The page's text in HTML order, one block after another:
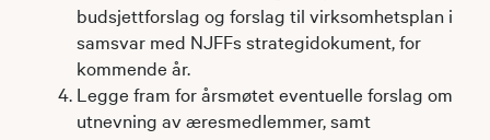
budsjettforslag og forslag til virksomhetsplan i
samsvar med NJFFs strategidokument, for
kommende år.
Legge fram for årsmøtet eventuelle forslag om
utnevning av æresmedlemmer, samt